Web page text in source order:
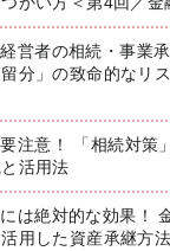
営者の相続・事業承
留分」の致命的なリ
注意！ 「相続対策
活用法
は絶対的な効果！
用した資産承継方法